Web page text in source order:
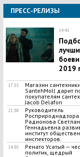
ПРЕСС-РЕЛИЗЫ
14:41
2019
17:35
Магазин сантехники
SantehMoll дарит
покупателям
Jacob Delafon
21:38
Руководитель
Росприроднадзора
Радионова
Геннадьевна
институт
инспекторов.
14:30
Ренато Усатый —
политик, щедрый